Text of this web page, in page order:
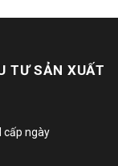
TƯ SẢN XUẤT
cấp ngày